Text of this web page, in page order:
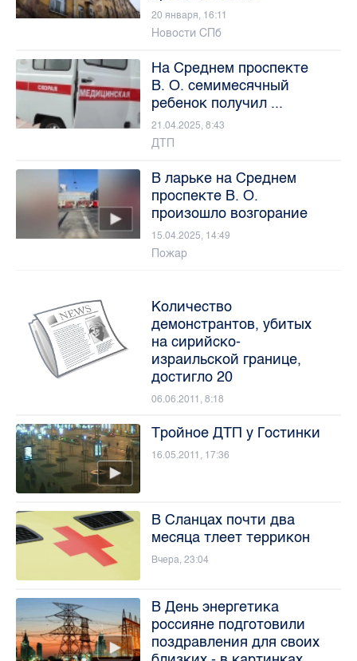
20 января, 16:11
Новости СПб
На Среднем проспекте
В. О. семимесячный
ребенок получил ...
21.04.2025, 8:43
ДТП
В ларьке на Среднем
проспекте В. О.
произошло возгорание
15.04.2025, 14:49
Пожар
Количество
демонстрантов, убитых
на сирийско-
израильской границе,
достигло 20
06.06.2011, 8:18
Тройное ДТП у Гостинки
16.05.2011, 17:36
В Сланцах почти два
месяца тлеет террикон
Вчера, 23:04
В День энергетика
россияне подготовили
поздравления для своих